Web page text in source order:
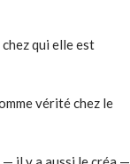
qui elle est
vérité chez le